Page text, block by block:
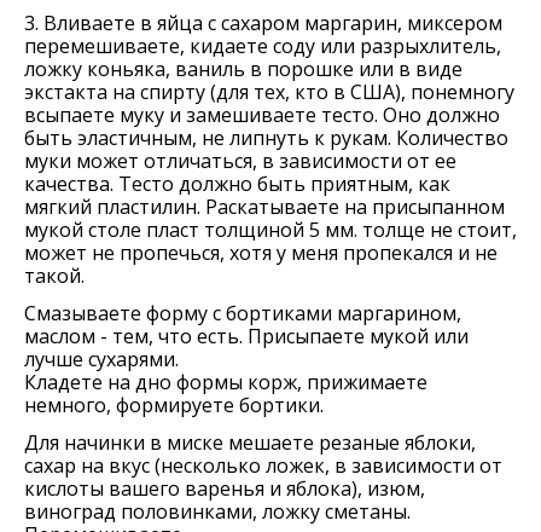
3. Вливаете в яйца с сахаром маргарин, миксером
перемешиваете, кидаете соду или разрыхлитель,
ложку коньяка, ваниль в порошке или в виде
экстакта на спирту (для тех, кто в США), понемногу
всыпаете муку и замешиваете тесто. Оно должно
быть эластичным, не липнуть к рукам. Количество
муки может отличаться, в зависимости от ее
качества. Тесто должно быть приятным, как
мягкий пластилин. Раскатываете на присыпанном
мукой столе пласт толщиной 5 мм. толще не стоит,
может не пропечься, хотя у меня пропекался и не
такой.
Смазываете форму с бортиками маргарином,
маслом - тем, что есть. Присыпаете мукой или
лучше сухарями.
Кладете на дно формы корж, прижимаете
немного, формируете бортики.
Для начинки в миске мешаете резаные яблоки,
сахар на вкус (несколько ложек, в зависимости от
кислоты вашего варенья и яблока), изюм,
виноград половинками, ложку сметаны.